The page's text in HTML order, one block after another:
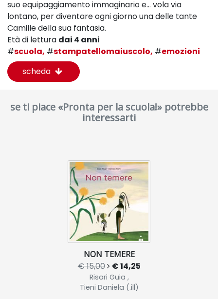
suo equipaggiamento immaginario e… vola via
lontano, per diventare ogni giorno una delle tante
Camille della sua fantasia.
Età di lettura dai 4 anni
#scuola, #stampatellomaiuscolo, #emozioni
scheda
se ti piace «Pronta per la scuola!» potrebbe
interessarti
NON TEMERE
€ 15,00 € 14,25
Risari Guia ,
Tieni Daniela (.ill)